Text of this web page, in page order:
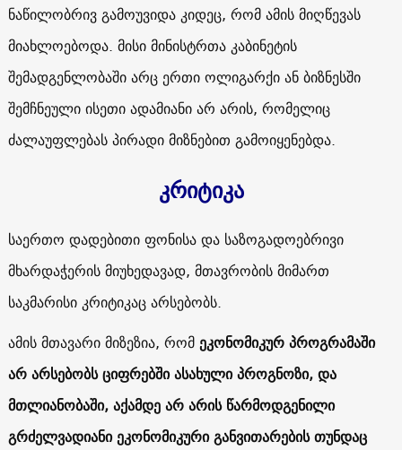
ნაწილობრივ გამოუვიდა კიდეც, რომ ამის მიღწევას
მიახლოებოდა. მისი მინისტრთა კაბინეტის
შემადგენლობაში არც ერთი ოლიგარქი ან ბიზნესში
შემჩნეული ისეთი ადამიანი არ არის, რომელიც
ძალაუფლებას პირადი მიზნებით გამოიყენებდა.
კრიტიკა
საერთო დადებითი ფონისა და საზოგადოებრივი
მხარდაჭერის მიუხედავად, მთავრობის მიმართ
საკმარისი კრიტიკაც არსებობს.
ამის მთავარი მიზეზია, რომეკონომიკურ პროგრამაში
არ არსებობს ციფრებში ასახული პროგნოზი, და
მთლიანობაში, აქამდე არ არის წარმოდგენილი
გრძელვადიანი ეკონომიკური განვითარების თუნდაც